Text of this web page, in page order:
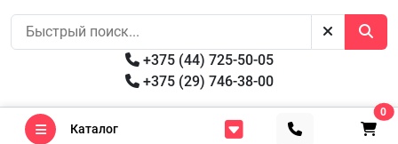
+375 (44) 725-50-05
+375 (29) 746-38-00
Каталог
0